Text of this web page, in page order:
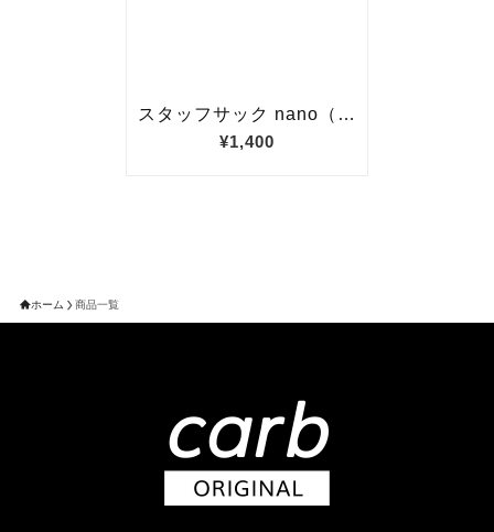
ホーム 商品一覧